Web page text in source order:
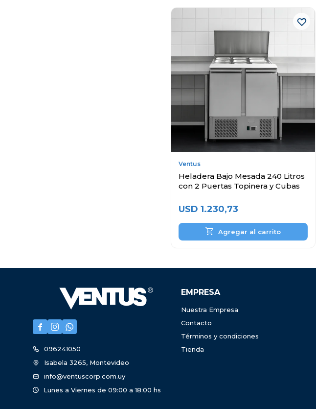
Ventus
Heladera Bajo Mesada 240 Litros
con 2 Puertas Topinera y Cubas
USD 1.230,73
  
096241050
Isabela 3265, Montevideo
info@ventuscorp.com.uy
Lunes a Viernes de 09:00 a 18:00 hs
EMPRESA
Nuestra Empresa
Contacto
Términos y condiciones
Tienda